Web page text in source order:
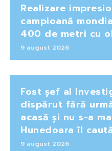
Realizare
campioană
400 de metri cu
9 august 2026
Fost șef al
dispărut fără
acasă și nu s-a
Hunedoara îl
9 august 2026